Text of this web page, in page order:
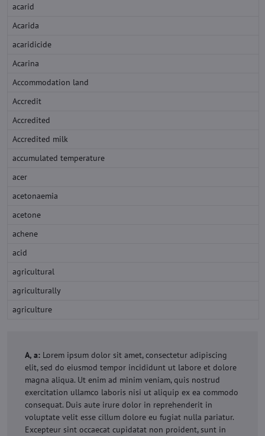
acarid
Acarida
acaridicide
Acarina
Accommodation land
Accredit
Accredited
Accredited milk
accumulated temperature
acer
acetonaemia
acetone
achene
acid
agricultural
agriculturally
agriculture
A, a: Lorem ipsum dolor sit amet, consectetur adipiscing
elit, sed do eiusmod tempor incididunt ut labore et dolore
magna aliqua. Ut enim ad minim veniam, quis nostrud
exercitation ullamco laboris nisi ut aliquip ex ea commodo
consequat. Duis aute irure dolor in reprehenderit in
voluptate velit esse cillum dolore eu fugiat nulla pariatur.
Excepteur sint occaecat cupidatat non proident, sunt in